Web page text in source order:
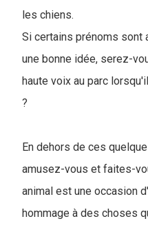
les chiens.
Si certains prénoms sont
une bonne idée, serez-
haute voix au parc
?
En dehors de ces
amusez-vous et faites-
animal est une occasion
hommage à des choses